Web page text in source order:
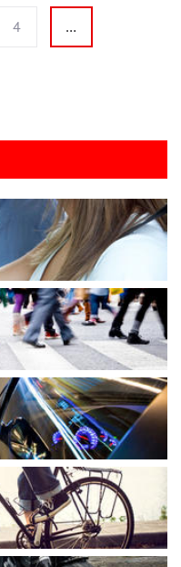
4 …